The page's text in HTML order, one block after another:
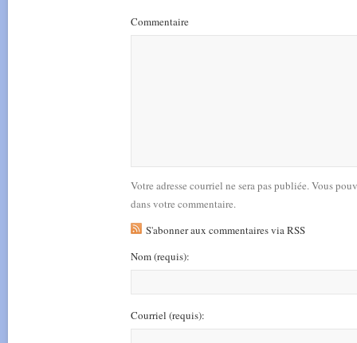
Commentaire
Votre adresse courriel ne sera pas publiée. Vous
dans votre commentaire.
S'abonner aux commentaires via RSS
Nom(requis):
Courriel (requis):